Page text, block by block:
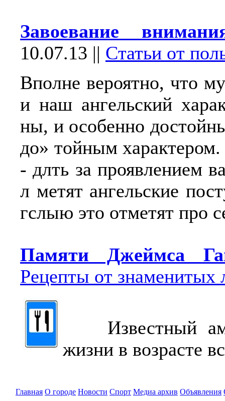
Завоевание
10.07.13 || Статьи от
Вполне вероятно, что
и наш ангельский
ны, и особенно
до» тойным
- длть за проявлением
л метят ангельские
гслыю это отметят про
Памяти Джеймса
Рецепты от знаменитых
Известный
жизни в возрасте
Главная О городе Новости Спорт Медиа архив Объявления